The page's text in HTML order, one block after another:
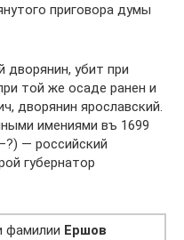
приговора думы
дворянин, убит при
той же осаде ранен и
дворянин ярославский.
имениями въ 1699
— российский
губернатор
фамилии Ершов